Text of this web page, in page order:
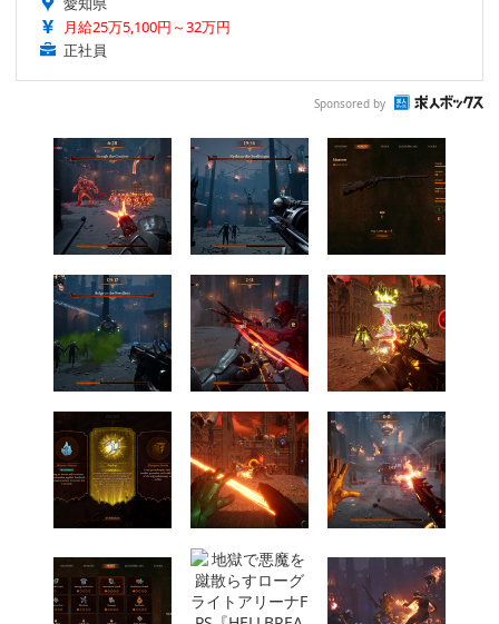
月給25万5,100円～32万円
正社員
Sponsored by